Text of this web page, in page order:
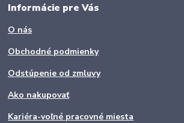
Informácie pre Vás
O nás
Obchodné podmienky
Odstúpenie od zmluvy
Ako nakupovať
Kariéra-voľné pracovné miesta